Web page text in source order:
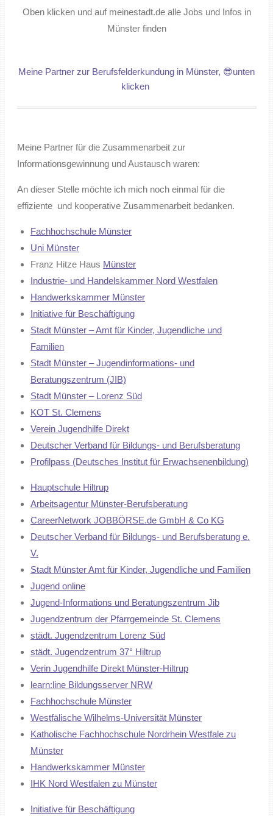
Oben klicken und auf meinestadt.de alle Jobs und Infos in
Münster finden
Meine Partner zur Berufsfelderkundung in Münster, 😎unten
klicken
Meine Partner für die Zusammenarbeit zur
Informationsgewinnung und Austausch waren:
An dieser Stelle möchte ich mich noch einmal für die
effiziente und kooperative Zusammenarbeit bedanken.
Fachhochschule Münster
Uni Münster
Franz Hitze Haus Münster
Industrie- und Handelskammer Nord Westfalen
Handwerkskammer Münster
Initiative für Beschäftigung
Stadt Münster – Amt für Kinder, Jugendliche und
Familien
Stadt Münster – Jugendinformations- und
Beratungszentrum (JIB)
Stadt Münster – Lorenz Süd
KOT St. Clemens
Verein Jugendhilfe Direkt
Deutscher Verband für Bildungs- und Berufsberatung
Profilpass (Deutsches Institut für Erwachsenenbildung)
Hauptschule Hiltrup
Arbeitsagentur Münster-Berufsberatung
CareerNetwork JOBBÖRSE.de GmbH & Co KG
Deutscher Verband für Bildungs- und Berufsberatung e.
V.
Stadt Münster Amt für Kinder, Jugendliche und Familien
Jugend online
Jugend-Informations und Beratungszentrum Jib
Jugendzentrum der Pfarrgemeinde St. Clemens
städt. Jugendzentrum Lorenz Süd
städt. Jugendzentrum 37° Hiltrup
Verin Jugendhilfe Direkt Münster-Hiltrup
learn:line Bildungsserver NRW
Fachhochschule Münster
Westfälische Wilhelms-Universität Münster
Katholische Fachhochschule Nordrhein Westfale zu
Münster
Handwerkskammer Münster
IHK Nord Westfalen zu Münster
Initiative für Beschäftigung